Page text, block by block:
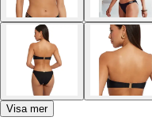
Visa mer